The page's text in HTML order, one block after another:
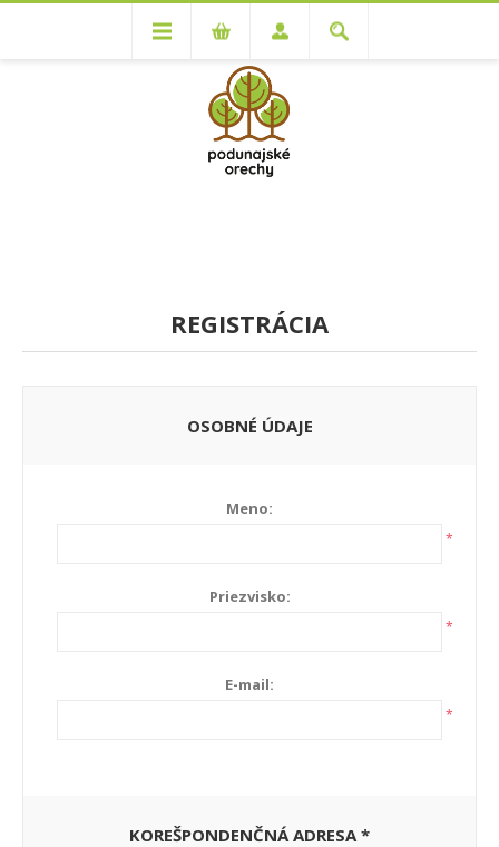
REGISTRÁCIA
OSOBNÉ ÚDAJE
Meno:
*
Priezvisko:
*
E-mail:
*
KOREŠPONDENČNÁ ADRESA *